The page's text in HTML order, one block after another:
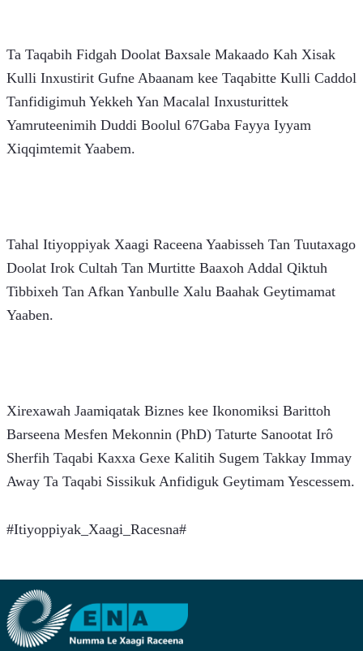
Ta Taqabih Fidgah Doolat Baxsale Makaado Kah Xisak
Kulli Inxustirit Gufne Abaanam kee Taqabitte Kulli Caddol
Tanfidigimuh Yekkeh Yan Macalal Inxusturittek
Yamruteenimih Duddi Boolul 67Gaba Fayya Iyyam
Xiqqimtemit Yaabem.
Tahal Itiyoppiyak Xaagi Raceena Yaabisseh Tan Tuutaxago
Doolat Irok Cultah Tan Murtitte Baaxoh Addal Qiktuh
Tibbixeh Tan Afkan Yanbulle Xalu Baahak Geytimamat
Yaaben.
Xirexawah Jaamiqatak Biznes kee Ikonomiksi Barittoh
Barseena Mesfen Mekonnin (PhD) Taturte Sanootat Irô
Sherfih Taqabi Kaxxa Gexe Kalitih Sugem Takkay Immay
Away Ta Taqabi Sissikuk Anfidiguk Geytimam Yescessem.
#Itiyoppiyak_Xaagi_Racesna#